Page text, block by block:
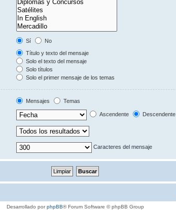
Sí
No
Título y texto del mensaje
Solo el texto del mensaje
Solo títulos
Solo el primer mensaje de los temas
Mensajes
Temas
Ascendente Descendente
Caracteres del mensaje
Desarrollado porphpBB® Forum Software © phpBB Group